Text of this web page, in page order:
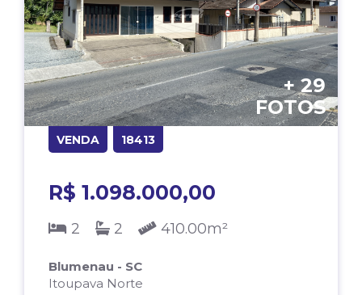
+ 29
FOTOS
VENDA 18413
R$ 1.098.000,00
2 2 410.00m²
Blumenau - SC
Itoupava Norte